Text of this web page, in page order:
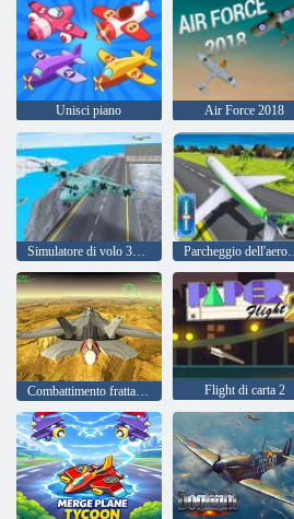
Unisci piano Air Force 2018
Parcheggio dell'aeroplano dell'aeroporto
Combattimento frattale X Flight di carta 2